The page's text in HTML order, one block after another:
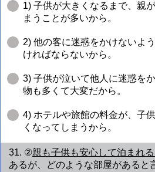
1) 子供が大きくなるまで、親
まうことが多いから。
2) 他の客に迷惑をかけないよ
ければならないから。
3) 子供が泣いて他人に迷惑を
物も多くて大変だから。
4) ホテルや旅館の料金が、子
くなってしまうから。
31. ②親も子供も安心して泊まれ
あるが、どのような部屋があると